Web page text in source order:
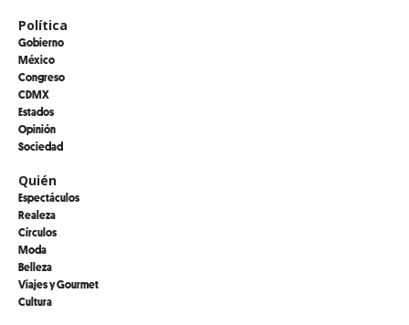
Política
Gobierno
México
Congreso
CDMX
Estados
Opinión
Sociedad
Quién
Espectáculos
Realeza
Círculos
Moda
Belleza
Viajes y Gourmet
Cultura